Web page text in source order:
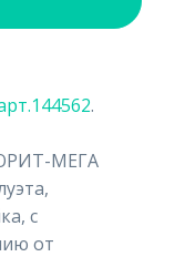
.
МЕГА
с
от